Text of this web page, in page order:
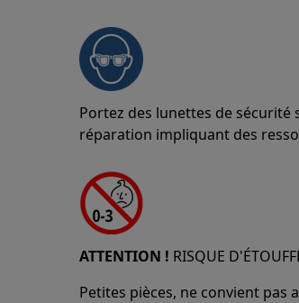
Portez des lunettes de sécurité
réparation impliquant des
ATTENTION ! RISQUE
Petites pièces, ne convient pas